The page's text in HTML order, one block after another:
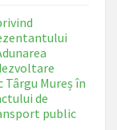
Mureș în
de
public